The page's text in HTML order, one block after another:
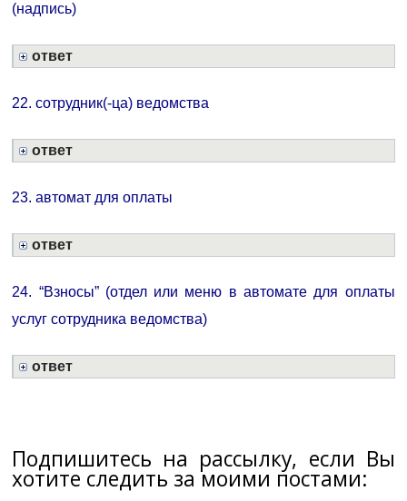
(надпись)
ответ
22. сотрудник(-ца) ведомства
ответ
23. автомат для оплаты
ответ
24. “Взносы” (отдел или меню в автомате для оплаты
услуг сотрудника ведомства)
ответ
Подпишитесь на рассылку, если Вы
хотите следить за моими постами: